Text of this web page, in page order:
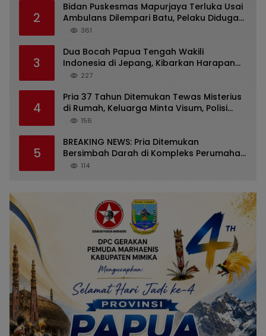
2
Bidan Puskesmas Mapurjaya Terluka Usai
Ambulans Dilempari Batu, Pelaku Diduga
Kelompok Mabuk di Jalan Poros Timika
361
3
Dua Bocah Papua Tengah Wakili
Indonesia di Jepang, Kibarkan Harapan
dari Mimika ke Panggung Dunia
227
4
Pria 37 Tahun Ditemukan Tewas Misterius
di Rumah, Keluarga Minta Visum, Polisi
Diminta Ungkap Penyebab Kematian
156
5
BREAKING NEWS: Pria Ditemukan
Bersimbah Darah di Kompleks Perumahan
RR Timika, Video Viral Gegerkan Warga
114